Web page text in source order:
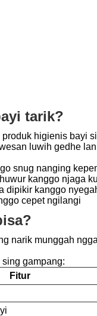
tarik?
produk higienis bayi
luwih gedhe
snug nanging
kanggo njaga
dipikir kanggo
cepet ngilangi
narik munggah
gampang:
Fitur